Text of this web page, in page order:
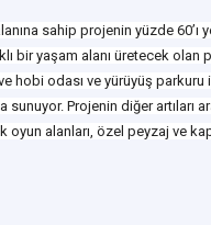
sahip projenin yüzde 60’ı
bir yaşam alanı üretecek olan
hobi odası ve yürüyüş parkuru
Projenin diğer artıları
oyun alanları, özel peyzaj ve